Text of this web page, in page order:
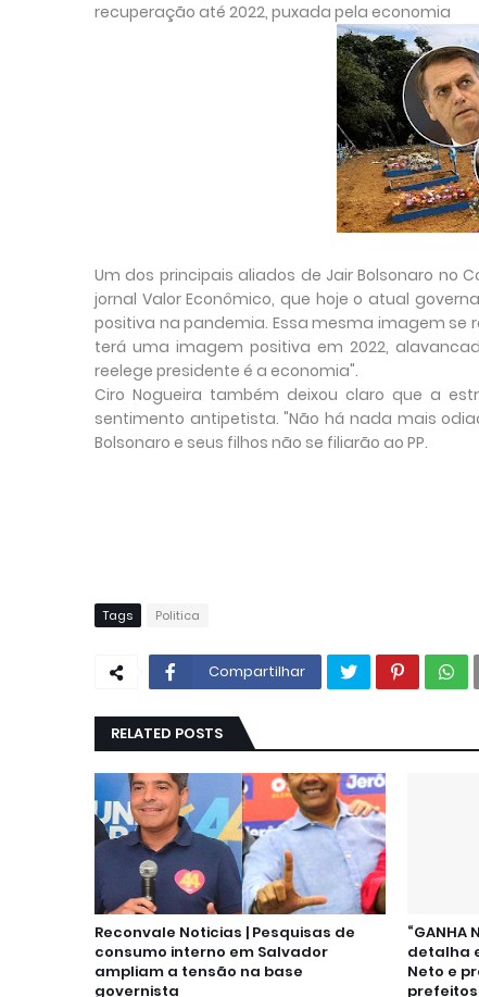
recuperação até 2022, puxada pela economia
Um dos principais aliados de Jair Bolsonaro no
jornal Valor Econômico, que hoje o atual
positiva na pandemia. Essa mesma imagem se
terá uma imagem positiva em 2022,
reelege presidente é a economia".
Ciro Nogueira também deixou claro que a
sentimento antipetista. "Não há nada mais
Bolsonaro e seus filhos não se filiarão ao PP.
Tags Politica
Compartilhar
RELATED POSTS
Reconvale Noticias | Pesquisas de
consumo interno em Salvador
ampliam a tensão na base
governista
“GANHA
detalha
Neto e
prefeitos